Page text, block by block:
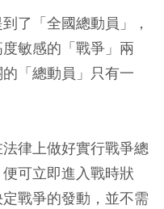
了「全國總動員」，
敏感的「戰爭」兩
「總動員」只有一
律上做好實行戰爭總
可立即進入戰時狀
戰爭的發動，並不需